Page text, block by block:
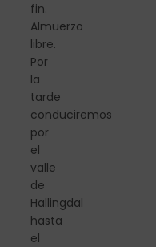
fin.
Almuerzo
libre.
Por
la
tarde
conduciremos
por
el
valle
de
Hallingdal
hasta
el